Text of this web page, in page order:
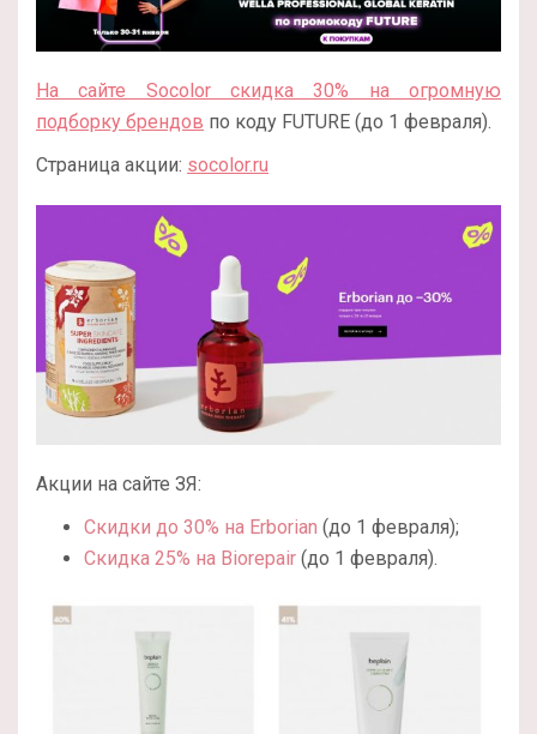
На сайте Socolor скидка 30% на огромную
подборку брендов по коду FUTURE (до 1 февраля).
Страница акции: socolor.ru
Акции на сайте ЗЯ:
Скидки до 30% на Erborian (до 1 февраля);
Скидка 25% на Biorepair (до 1 февраля).